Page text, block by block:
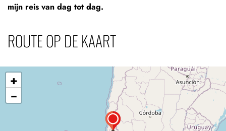
mijn reis van dag tot dag.
ROUTE OP DE KAART
+
−